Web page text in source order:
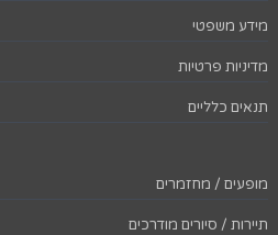
מידע משפטי
מדיניות פרטיות
תנאים כלליים
מופעים / מחזמרים
תיירות / סיורים מודרכים